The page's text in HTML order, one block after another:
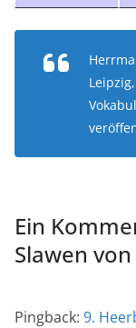
Ein
Slawen
Pingback: 9.